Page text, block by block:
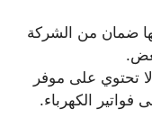
ضمان من الشركة
تحتوي على موفر
فواتير الكهرباء.